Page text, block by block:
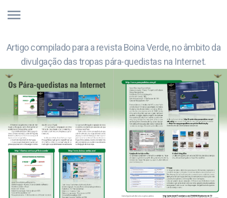
Artigo compilado para a revista Boina Verde, no âmbito da
divulgação das tropas pára-quedistas na Internet.